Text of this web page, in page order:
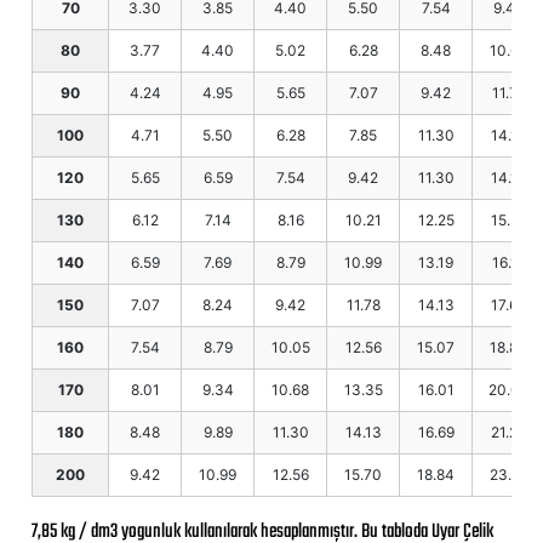
70 3.30 3.85 4.40 5.50 7.54 9.42
80 3.77 4.40 5.02 6.28 8.48 10.60
90 4.24 4.95 5.65 7.07 9.42 11.78
100 4.71 5.50 6.28 7.85 11.30 14.13
120 5.65 6.59 7.54 9.42 11.30 14.13
130 6.12 7.14 8.16 10.21 12.25 15.31
140 6.59 7.69 8.79 10.99 13.19 16.19
150 7.07 8.24 9.42 11.78 14.13 17.66
160 7.54 8.79 10.05 12.56 15.07 18.84
170 8.01 9.34 10.68 13.35 16.01 20.02
180 8.48 9.89 11.30 14.13 16.69 21.20
200 9.42 10.99 12.56 15.70 18.84 23.55
7,85 kg / dm3 yogunluk kullanılarak hesaplanmıştır. Bu tabloda Uyar Çelik